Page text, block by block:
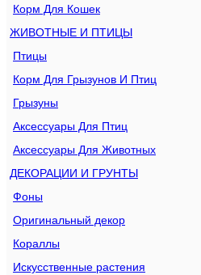
Корм Для Кошек
ЖИВОТНЫЕ И ПТИЦЫ
Птицы
Корм Для Грызунов И Птиц
Грызуны
Аксессуары Для Птиц
Аксессуары Для Животных
ДЕКОРАЦИИ И ГРУНТЫ
Фоны
Оригинальный декор
Кораллы
Искусственные растения